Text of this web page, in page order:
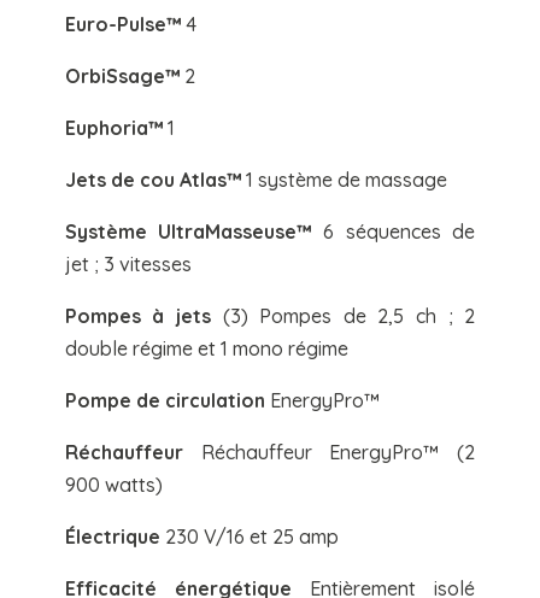
Euro-Pulse™4
OrbiSsage™2
Euphoria™1
Jets de cou Atlas™ 1 système de massage
Système UltraMasseuse™ 6 séquences de
jet ; 3 vitesses
Pompes à jets (3) Pompes de 2,5 ch ; 2
double régime et 1 mono régime
Pompe de circulation EnergyPro™
Réchauffeur Réchauffeur EnergyPro™ (2
900 watts)
Électrique 230 V/16 et 25 amp
Efficacité énergétique Entièrement isolé